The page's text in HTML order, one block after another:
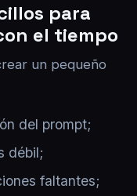
para
el tiempo
un pequeño
del prompt;
débil;
faltantes;